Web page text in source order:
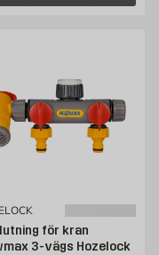
för kran
3-vägs Hozelock